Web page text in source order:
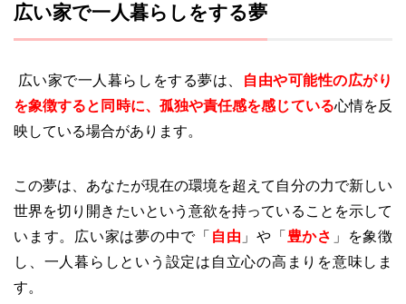
広い家で一人暮らしをする夢
広い家で一人暮らしをする夢は、
自由や可能性の広がり
を象徴すると同時に、孤独や責任感を感じている心情を反
映している場合があります。
この夢は、あなたが現在の環境を超えて自分の力で新しい
世界を切り開きたいという意欲を持っていることを示して
います。広い家は夢の中で「 自由 」や「 豊かさ 」を象徴
し、一人暮らしという設定は自立心の高まりを意味しま
す。